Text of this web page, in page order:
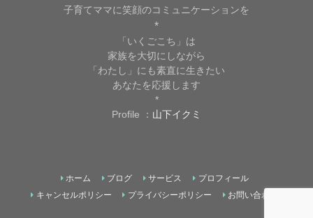
子育てママに笑顔のコミュニケーションを
*
「いくごこち」は
家族を大切にしながら
「わたし」にも素直に生きたい
あなたを応援します
*
Profile ： 山下イクミ
ホーム ブログ サービス
プロフィール
キャンセルポリシー
プライバシーポリシー お問い合わせ